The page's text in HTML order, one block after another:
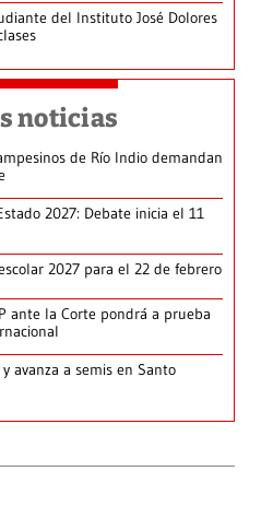
del Instituto José Dolores
noticias
de Río Indio demandan
2027: Debate inicia el 11
2027 para el 22 de febrero
ante la Corte pondrá a prueba
avanza a semis en Santo